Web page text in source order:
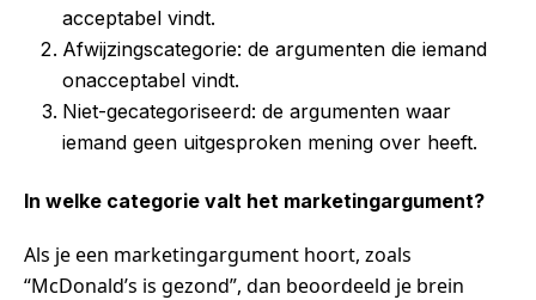
acceptabel vindt.
Afwijzingscategorie: de argumenten die iemand
onacceptabel vindt.
Niet-gecategoriseerd: de argumenten waar
iemand geen uitgesproken mening over heeft.
In welke categorie valt het marketingargument?
Als je een marketingargument hoort, zoals
“McDonald’s is gezond”, dan beoordeeld je brein